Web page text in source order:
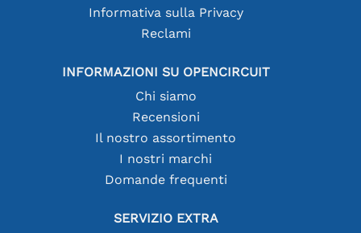
Informativa sulla Privacy
Reclami
INFORMAZIONI SU OPENCIRCUIT
Chi siamo
Recensioni
Il nostro assortimento
I nostri marchi
Domande frequenti
SERVIZIO EXTRA